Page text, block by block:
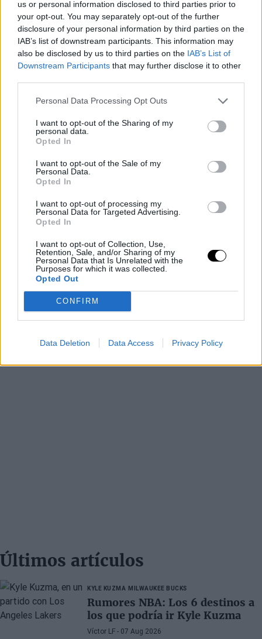
us or personal information disclosed to third parties prior to
your opt-out. You may separately opt-out of the further
disclosure of your personal information by third parties on the
IAB’s list of downstream participants. This information may
also be disclosed by us to third parties on the IAB’s List of
Downstream Participants that may further disclose it to other
Personal Data Processing Opt Outs
I want to opt-out of the Sharing of my
personal data.
Opted In
I want to opt-out of the Sale of my
Personal Data.
Opted In
I want to opt-out of processing my
Personal Data for Targeted Advertising.
Opted In
I want to opt-out of Collection, Use,
Retention, Sale, and/or Sharing of my
Personal Data that Is Unrelated with the
Purposes for which it was collected.
Opted Out
CONFIRM
Data Deletion Data Access Privacy Policy
más de 12 minutos en los últimos cinco choques, algo
que todavía no había podido hacer esta temporada.
De hecho, fue titular ante Memphis hace un par de
jornadas gracias a una sanción de Howard. Su mejor
partido fue ante Philadelphia 73ers, anotando 17 puntos
en 20 minutos de juego. En total, en estos cinco duelos
promedia 8.8 puntos y 7 rebotes en 16 minutos de
En la pasada madrugada, en la victoria de Charlotte Hornets a domicilio ante
Dallas Mavericks por 102-98, Willy anotó 3 puntos y capturó 7 rebotes en los 15
minutos que estuvo en pista.
Últimos artículos
KYLE KUZMA MILWAUKEE BUCKS
Rumores NBA: Los 6 destinos a
los que podría ir Kyle Kuzma
Víctor LF - 07 Aug 2026